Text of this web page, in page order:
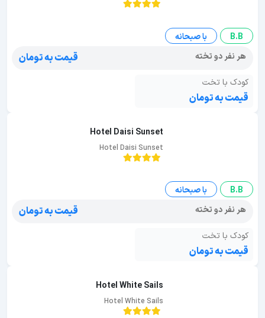
B.B
با صبحانه
هر نفر دو تخته
قیمت به تومان
کودک با تخت
قیمت به تومان
Hotel Daisi Sunset
Hotel Daisi Sunset
B.B
با صبحانه
هر نفر دو تخته
قیمت به تومان
کودک با تخت
قیمت به تومان
Hotel White Sails
Hotel White Sails